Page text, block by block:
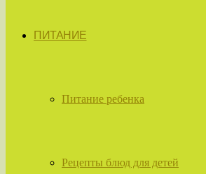
ПИТАНИЕ
Питание ребенка
Рецепты блюд для детей